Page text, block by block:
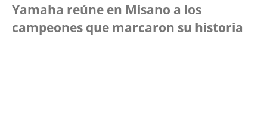
Yamaha reúne en Misano a los
campeones que marcaron su historia